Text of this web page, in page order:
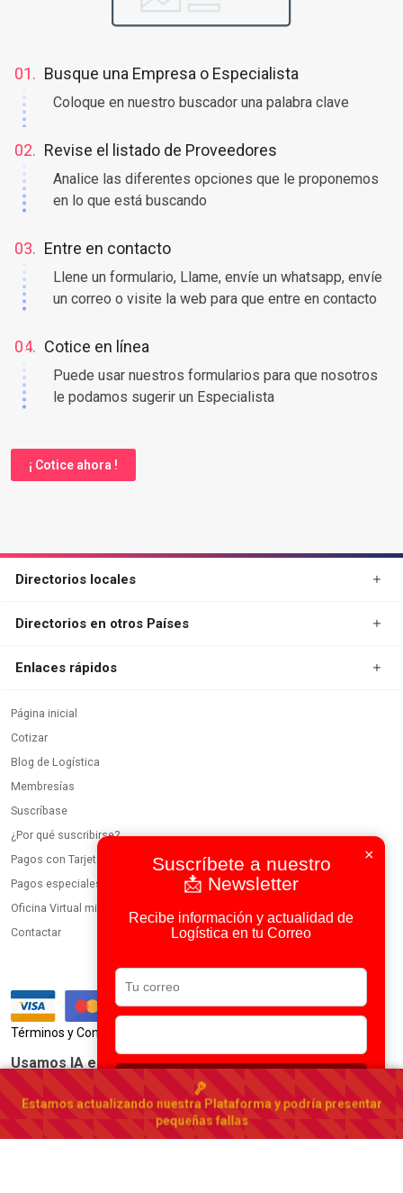
01. Busque una Empresa o Especialista
Coloque en nuestro buscador una palabra clave
02. Revise el listado de Proveedores
Analice las diferentes opciones que le proponemos
en lo que está buscando
03. Entre en contacto
Llene un formulario, Llame, envíe un whatsapp, envíe
un correo o visite la web para que entre en contacto
04. Cotice en línea
Puede usar nuestros formularios para que nosotros
le podamos sugerir un Especialista
¡ Cotice ahora !
×
Suscríbete a nuestro
📩 Newsletter
Recibe información y actualidad de
Logística en tu Correo
Suscribirse
Directorios locales
Directorios en otros Países
Enlaces rápidos
Página inicial
Cotizar
Blog de Logística
Membresías
Suscríbase
¿Por qué suscribirse?
Pagos con Tarjeta
Pagos especiales
Oficina Virtual miembros
Contactar
Términos y Condiciones
Usamos IA en todos nuestros procesos
Portal Logístico de Costa Rica
Costa Rica▾
© 2023-2026 DirectorioDeCarga.com
Estamos actualizando nuestra Plataforma y podría presentar
pequeñas fallas